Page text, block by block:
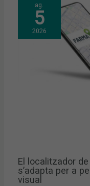
ag.
5
2026
El localitzador
s’adapta per a
visual